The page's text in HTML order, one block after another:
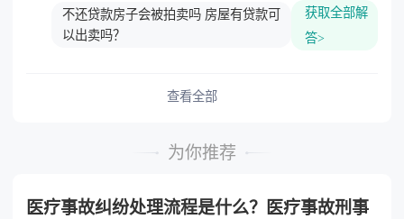
不还贷款房子会被拍卖吗 房屋有贷款可
以出卖吗？
获取全部解
答>
查看全部
为你推荐
医疗事故纠纷处理流程是什么？医疗事故刑事